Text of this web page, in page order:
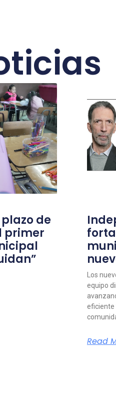
plazo de
primer
Los
equipo
eficiente
Read